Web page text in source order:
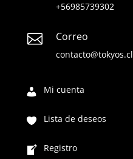
+56985739302
 Correo
contacto@tokyos.cl
Mi cuenta
Lista de deseos
Registro